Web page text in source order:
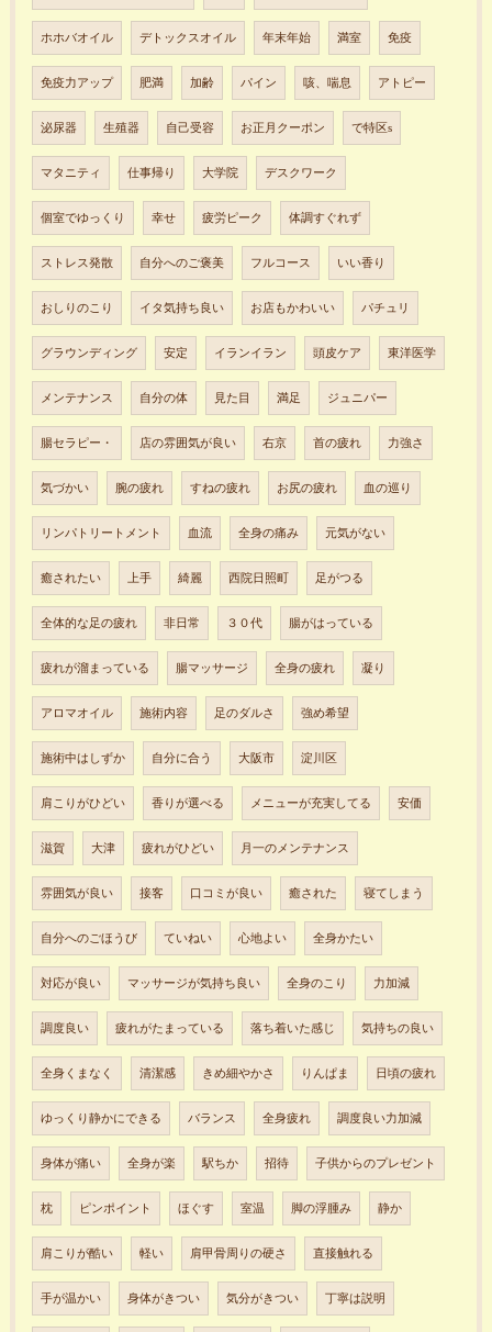
ホホバオイル デトックスオイル 年末年始 満室 免疫
免疫力アップ 肥満 加齢 パイン 咳、喘息 アトピー
泌尿器 生殖器 自己受容 お正月クーポン で特区s
マタニティ 仕事帰り 大学院 デスクワーク
個室でゆっくり 幸せ 疲労ピーク 体調すぐれず
ストレス発散 自分へのご褒美 フルコース いい香り
おしりのこり イタ気持ち良い お店もかわいい パチュリ
グラウンディング 安定 イランイラン 頭皮ケア 東洋医学
メンテナンス 自分の体 見た目 満足 ジュニパー
腸セラピー・ 店の雰囲気が良い 右京 首の疲れ 力強さ
気づかい 腕の疲れ すねの疲れ お尻の疲れ 血の巡り
リンパトリートメント 血流 全身の痛み 元気がない
癒されたい 上手 綺麗 西院日照町 足がつる
全体的な足の疲れ 非日常 ３０代 腸がはっている
疲れが溜まっている 腸マッサージ 全身の疲れ 凝り
アロマオイル 施術内容 足のダルさ 強め希望
施術中はしずか 自分に合う 大阪市 淀川区
肩こりがひどい 香りが選べる メニューが充実してる 安価
滋賀 大津 疲れがひどい 月一のメンテナンス
雰囲気が良い 接客 口コミが良い 癒された 寝てしまう
自分へのごほうび ていねい 心地よい 全身かたい
対応が良い マッサージが気持ち良い 全身のこり 力加減
調度良い 疲れがたまっている 落ち着いた感じ 気持ちの良い
全身くまなく 清潔感 きめ細やかさ りんぱま 日頃の疲れ
ゆっくり静かにできる バランス 全身疲れ 調度良い力加減
身体が痛い 全身が楽 駅ちか 招待 子供からのプレゼント
枕 ピンポイント ほぐす 室温 脚の浮腫み 静か
肩こりが酷い 軽い 肩甲骨周りの硬さ 直接触れる
手が温かい 身体がきつい 気分がきつい 丁寧は説明